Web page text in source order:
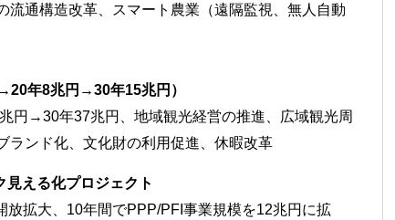
流通構造改革、スマート農業（遠隔監視、無人自動
年8兆円→30年15兆円）
円→30年37兆円、地域観光経営の推進、広域観光周
ランド化、文化財の利用促進、休暇改革
見える化プロジェクト
拡大、10年間でPPP/PFI事業規模を12兆円に拡